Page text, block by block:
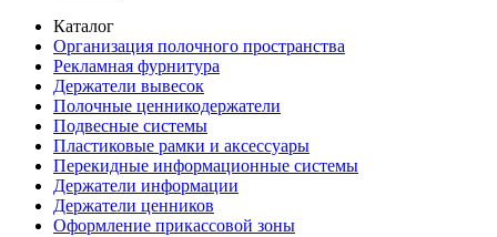
Каталог
Организация полочного пространства
Рекламная фурнитура
Держатели вывесок
Полочные ценникодержатели
Подвесные системы
Пластиковые рамки и аксессуары
Перекидные информационные системы
Держатели информации
Держатели ценников
Оформление прикассовой зоны